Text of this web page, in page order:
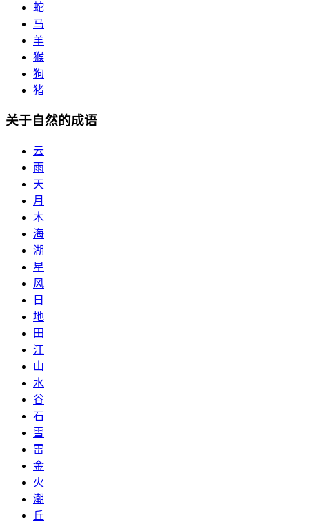
蛇
马
羊
猴
狗
猪
关于自然的成语
云
雨
天
月
木
海
湖
星
风
日
地
田
江
山
水
谷
石
雪
雷
金
火
潮
丘